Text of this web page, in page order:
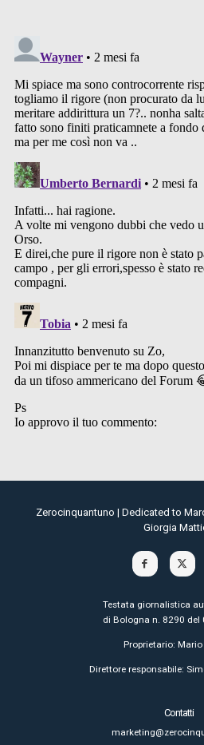
Zerocinquantuno | Dedicated to
Giorgia
Testata giornalistica
di Bologna n. 8290
Proprietario: Mario
Direttore responsabile:
Contatti